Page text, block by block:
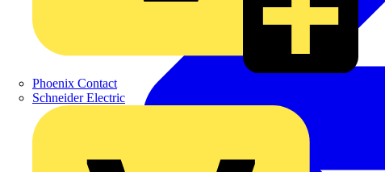
Phoenix Contact
Schneider Electric